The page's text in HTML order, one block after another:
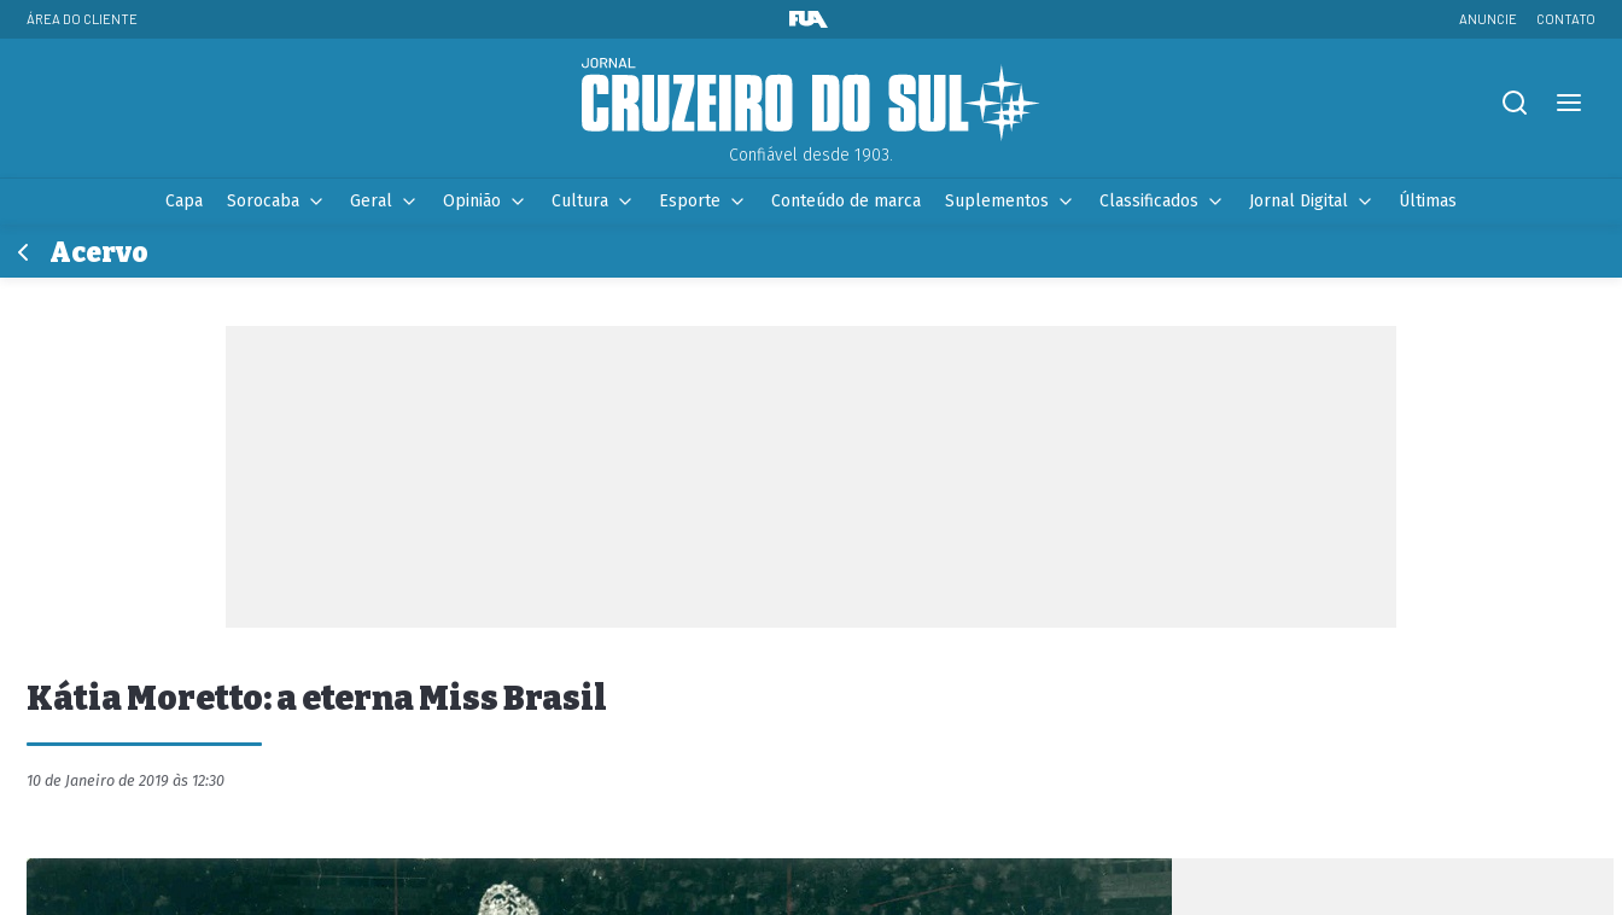
ÁREA DO CLIENTE ANUNCIE CONTATO
Confiável desde 1903.
Capa Sorocaba Geral Opinião Cultura Esporte Conteúdo de marca Suplementos Classificados Jornal Digital Últimas
Acervo
Kátia Moretto: a eterna Miss Brasil
10 de Janeiro de 2019 às 12:30